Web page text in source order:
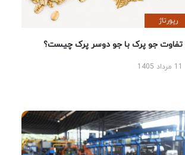
رپورتاژ
تفاوت جو پرک با جو دوسر پرک چیست؟